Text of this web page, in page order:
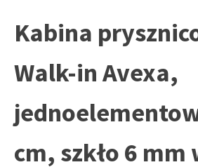
Kabina
Walk-in Avexa,
cm, szkło 6 mm